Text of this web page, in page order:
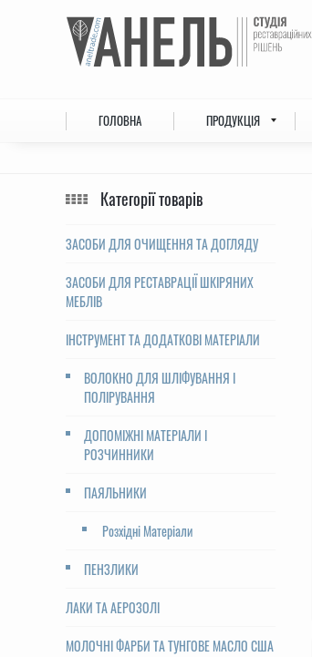
ГОЛОВНА ПРОДУКЦІЯ
Категорії товарів
ЗАСОБИ ДЛЯ ОЧИЩЕННЯ ТА ДОГЛЯДУ
ЗАСОБИ ДЛЯ РЕСТАВРАЦІЇ ШКІРЯНИХ
МЕБЛІВ
ІНСТРУМЕНТ ТА ДОДАТКОВІ МАТЕРІАЛИ
ВОЛОКНО ДЛЯ ШЛІФУВАННЯ І
ПОЛІРУВАННЯ
ДОПОМІЖНІ МАТЕРІАЛИ І
РОЗЧИННИКИ
ПАЯЛЬНИКИ
Розхідні Матеріали
ПЕНЗЛИКИ
ЛАКИ ТА АЕРОЗОЛІ
МОЛОЧНІ ФАРБИ ТА ТУНГОВЕ МАСЛО США